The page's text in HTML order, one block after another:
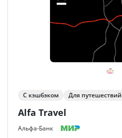
Alfa Travel
С кэшбэком Для путешествий
Альфа-Банк